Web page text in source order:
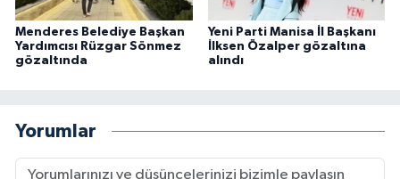
Menderes Belediye Başkan
Yardımcısı Rüzgar Sönmez
gözaltında
Yeni Parti Manisa İl Başkanı
İlksen Özalper gözaltına
alındı
Yorumlar